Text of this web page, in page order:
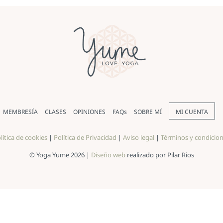
MEMBRESÍA CLASES OPINIONES FAQs SOBRE MÍ MI CUENTA
de cookies | Política de Privacidad | Aviso legal | Términos y
© Yoga Yume 2026 | Diseño webrealizado por Pilar Rios